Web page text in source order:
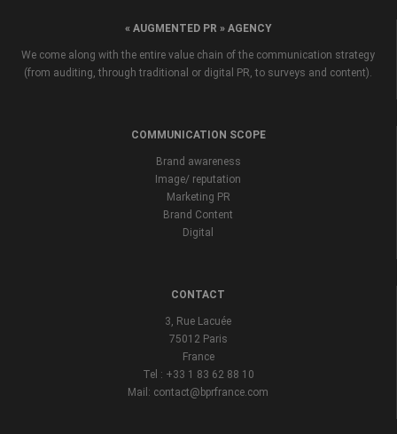
« AUGMENTED PR » AGENCY
We come along with the entire value chain of the communication strategy
(from auditing, through traditional or digital PR, to surveys and content).
COMMUNICATION SCOPE
Brand awareness
Image/ reputation
Marketing PR
Brand Content
Digital
CONTACT
3, Rue Lacuée
75012 Paris
France
Tel : +33 1 83 62 88 10
Mail: contact@bprfrance.com